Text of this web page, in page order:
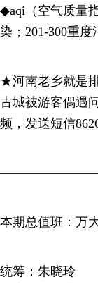
◆aqi（空气质量
染；201-300重度
★河南老乡就是
古城被游客偶遇
频，发送短信
本期总值班：万
统筹：朱晓玲